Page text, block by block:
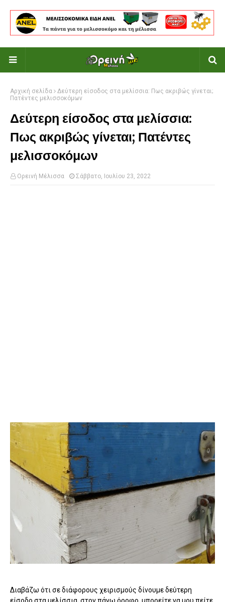
Αρχική σελίδα
Δεύτερη είσοδος στα μελίσσια: Πως ακριβώς γίνεται;
Πατέντες μελισσοκόμων
Δεύτερη είσοδος στα μελίσσια:
Πως ακριβώς γίνεται; Πατέντες
μελισσοκόμων
Ορεινή Μέλισσα Σάββατο, Ιουλίου 23, 2022
Διαβάζω ότι σε διάφορους χειρισμούς δίνουμε δεύτερη